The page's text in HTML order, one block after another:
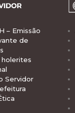
– Emissão
de
holerites
Servidor